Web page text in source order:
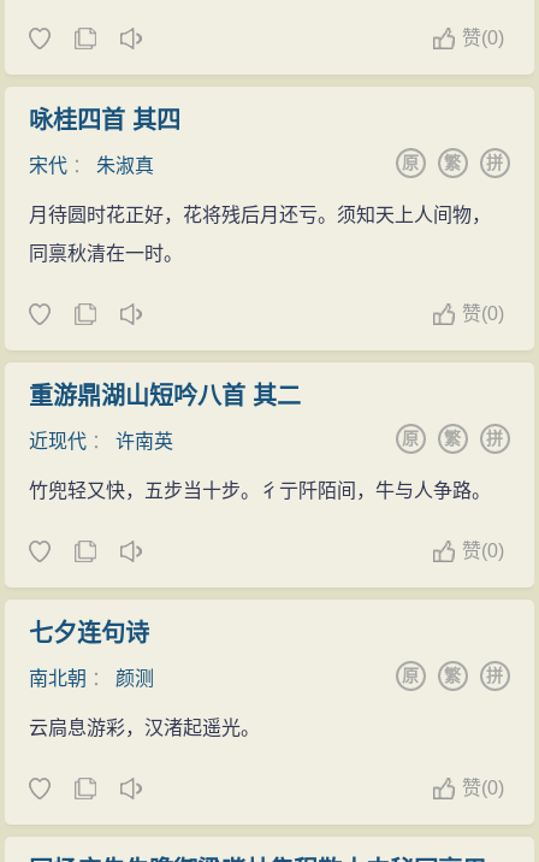
赞(0)
咏桂四首 其四
宋代 ： 朱淑真 拼
繁
原
月待圆时花正好，花将残后月还亏。须知天上人间物，
同禀秋清在一时。
赞(0)
重游鼎湖山短吟八首 其二
近现代 ：许南英 拼
繁
原
竹兜轻又快，五步当十步。彳亍阡陌间，牛与人争路。
赞(0)
七夕连句诗
南北朝 ： 颜测 拼
繁
原
云扃息游彩，汉渚起遥光。
赞(0)